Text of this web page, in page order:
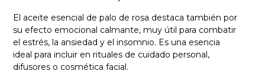
El aceite esencial de palo de rosa destaca también por
su efecto emocional calmante, muy útil para combatir
el estrés, la ansiedad y el insomnio. Es una esencia
ideal para incluir en rituales de cuidado personal,
difusores o cosmética facial.